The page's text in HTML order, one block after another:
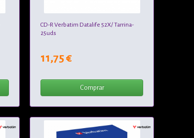
CD-R Verbatim Datalife 52X/ Tarrina-
25uds
11,75 €
Comprar